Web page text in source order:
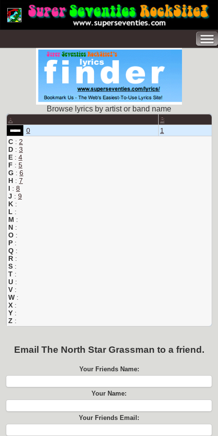
Browse lyrics by artist or band name
A B
0
1
C : 2
D : 3
E : 4
F : 5
G : 6
H : 7
I : 8
J : 9
K :
L :
M :
N :
O :
P :
Q :
R :
S :
T :
U :
V :
W :
X :
Y :
Z :
Email The North Star Grassman to a friend.
Your Friends Name:
Your Name:
Your Friends Email: